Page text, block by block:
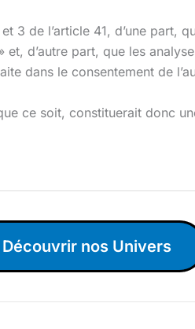
3 de l’article 41, d’une
d’autre part, que les
dans le consentement de
ce soit, constituerait donc
Découvrir nos Univers